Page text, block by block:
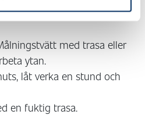
med trasa eller
ytan.
låt verka en stund och
en fuktig trasa.